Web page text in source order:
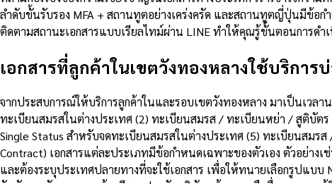
ลำดับขั้นรับรอง MFA + สถานทูตอย่างเคร่งครัด และสถานทูตญี่ปุ่นมีข้อก
ติดตามสถานะเอกสารแบบเรียลไทม์ผ่าน LINE ทำให้คุณรู้ขั้นตอนการด
เอกสารที่ลูกค้าในเขตวังทองหลางใช้บริการ
จากประสบการณ์ให้บริการลูกค้าในและรอบเขตวังทองหลาง มาเป็นเว
ทะเบียนสมรสในต่างประเทศ (2) ทะเบียนสมรส / ทะเบียนหย่า / สูติบัต
Single Status สำหรับจดทะเบียนสมรสในต่างประเทศ (5) ทะเบียนสม
Contract) เอกสารแต่ละประเภทมีข้อกำหนดเฉพาะของตัวเอง ตัวอย่าง
และต้องระบุประเทศปลายทางที่จะใช้เอกสาร เพื่อให้ทนายเลือกรูปแบ